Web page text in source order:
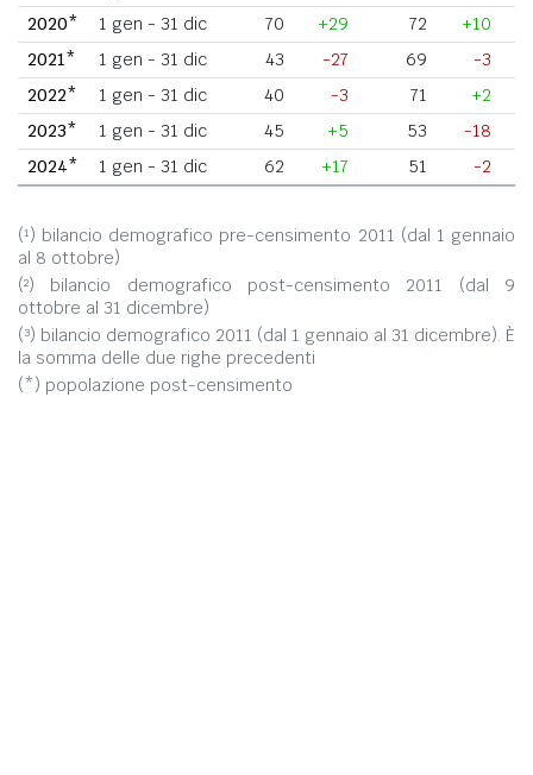
2020*
1 gen - 31 dic 70 +29 72
+10
2021*
1 gen - 31 dic 43 -27 69
-3
2022*
1 gen - 31 dic 40 -3 71
+2
2023*
1 gen - 31 dic 45 +5 53
-18
2024*
1 gen - 31 dic 62 +17 51 -2
(¹) bilancio demografico pre-censimento 2011 (dal 1 gennaio
al 8 ottobre)
(²) bilancio demografico post-censimento 2011 (dal 9
ottobre al 31 dicembre)
(³) bilancio demografico 2011 (dal 1 gennaio al 31 dicembre). È
la somma delle due righe precedenti
(*) popolazione post-censimento